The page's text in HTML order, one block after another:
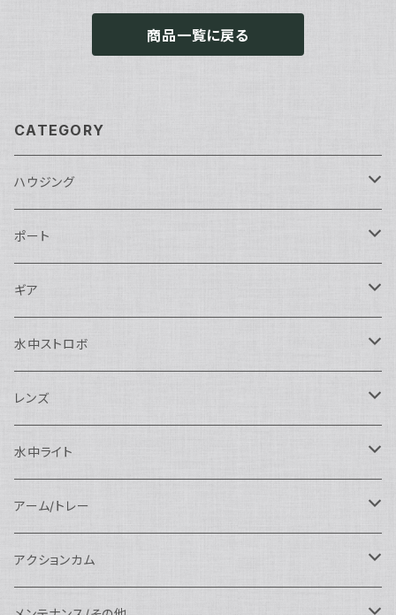
商品一覧に戻る
CATEGORY
ハウジング
Nikon用
Nauticam
SEA&SEA
Canon用
Nauticam
SEA&SEA
Sony用
Nautciam
SEA&SEA
OM SYSTEM用
Nauticam
AOI
Panasonic用
Nauticam
FUJIFILM用
Nauticam
Nauticam
Nikon用
ポート
Nauticam
N120ドームポート
N120マクロポート
SEA&SEA
ドームポート
マクロポート
AOI
ドームポート
フラットポート
FIX
アクセサリー
Athena
ドームポート
ギア
AOI
OM SYSTEM用
Nauticam
SEA&SEA
水中ストロボ
SEA&SEA
アクセサリー
AOI
アクセサリー
アクセサリー
weefine
アクセサリー
レンズ
マクロコンバージョンレンズ
Nauticam
AOI
ワイドコンバージョンレンズ
Nauticam
AOI
ワイドアングルコンバージョンポート
Nauticam
水中ライト
大光量 3000ルーメン以上
リングライト
アーム/トレー
アーム
SEA&SEA
アクションカム